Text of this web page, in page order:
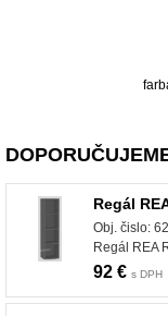
Regál
Obj. čislo:
Regál REA
92 € s DPH